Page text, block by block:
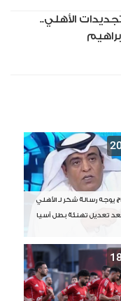
الأهلي..
يوجه رسالة شكر لـ الأهلي
تعديل تهنئة بطل آسيا